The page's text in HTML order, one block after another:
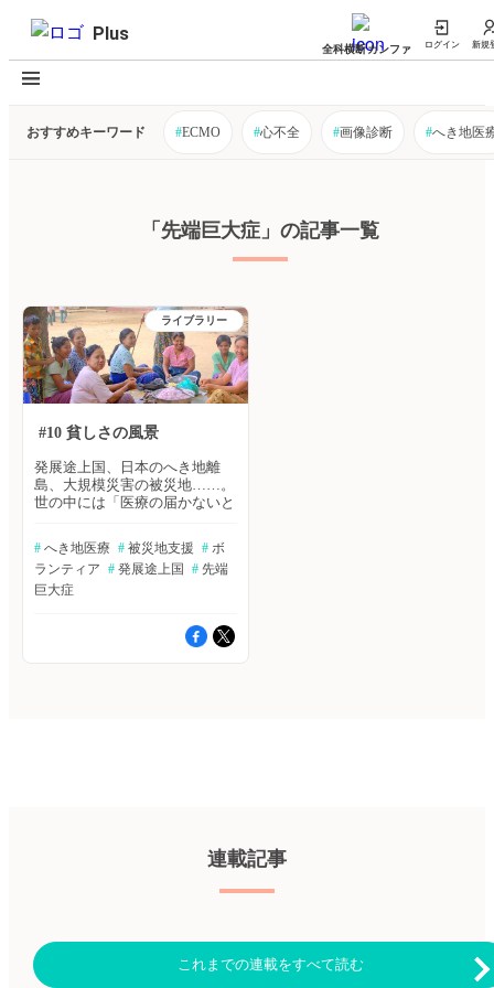
Plus
全科横断カンファ ログイン 新規
おすすめキーワード #ECMO #心不全 #画像診断 #へき地医
「先端巨大症」の記事一覧
ライブラリー
#10 貧しさの風景
発展途上国、日本のへき地離
島、大規模災害の被災地……。
世の中には「医療の届かないと
ンハートはそんなところに、無
償で医療支援を行っています。
ボランティアとして参加した医
療従事者が、現地での活動内容
ンティア医師（活動地：ミャン
マー） 「木村さん、暗いとこ
がない。 一方、ミャンマーは
どうだろうか？ ILO（国際労働
機関）の統計調査によれば、
円）であった。同年の日本の平
均月収306,200 円と比較すれ
ば、ミャンマー人の月収は日本
# へき地医療 # 被災地支援 # ボ
ランティア # 発展途上国 # 先端
巨大症
連載記事
これまでの連載をすべて読む